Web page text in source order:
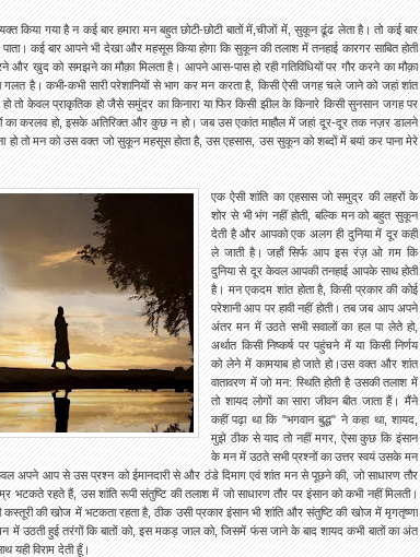
किया गया है न कई बार हमारा मन बहुत छोटी-छोटी बातों में,चीजों में, सुकून ढूंढ लेता है। तो कई बार
कई बार आपने भी देखा और महसूस किया होगा कि सुकून की तलाश में तनहाई कारगर साबित होती
खुद को समझने का मौक़ा मिलता है। आपने आस-पास हो रही गतिविधियों पर गौर करने का मौक़ा
गलत है। कभी-कभी सारी परेशानियों से भाग कर मन करता है, किसी ऐसी जगह चले जाने को जहां शांत
तो केवल प्राकृतिक हो जैसे समुंदर का किनारा या फिर किसी झील के किनारे किसी सुनसान जगह पर
का करलव हो, इसके अतिरिक्त और कुछ न हो। जब उस एकांत माहौल में जहां दूर-दूर तक नज़र डालने
हो तो मन को उस वक्त जो सुकून महसूस होता है, उस एहसास, उस सुकून को शब्दों में बयां कर पाना मेरे
एक ऐसी शांति का एहसास जो समुद्र की लहरों के
शोर से भी भंग नहीं होती, बल्कि मन को बहुत सुकून
देती है और आपको एक अलग ही दुनिया में दूर कहीं
ले जाती है। जहाँ सिर्फ आप इस रंज़ ओ ग़म कि
दुनिया से दूर केवल आपकी तनहाई आपके साथ होती
है। मन एकदम शांत होता है, किसी प्रकार की कोई
परेशानी आप पर हावी नहीं होती। तब जब आप अपने
अंतर मन में उठते सभी सवालों का हल पा लेते हो,
अर्थात किसी निष्कर्ष पर पहुंचने में या किसी निर्णय
को लेने में कामयाब हो जाते हो।उस वक्त और शांत
वातावरण में जो मन: स्थिति होती है उसकी तलाश में
तो शायद लोगों का सारा जीवन बीत जाता हैं। मैंने
कहीं पढ़ा था कि "भगवान बुद्ध" ने कहा था, शायद,
मुझे ठीक से याद तो नहीं मगर, ऐसा कुछ कि इंसान
के मन में उठते सभी प्रश्नों का उत्तर स्वयं उसके मन
अपने आप से उस प्रश्न को ईमानदारी से और ठंडे दिमाग एवं शांत मन से पूछने की, जो साधारण तौर
भटकते रहते हैं, उस शांति रूपी संतुष्टि की तलाश में जो साधारण तौर पर इंसान को कभी नहीं मिलती।
की खोज में भटकता रहता है, ठीक उसी प्रकार इंसान भी शांति और संतुष्टि की खोज में मृगतृष्णा
में उठती हुई तरंगों कि बातों को, इस मकड़ जाल को, जिसमें फंस जाने के बाद शायद कभी बातों का अंत
यही विराम देती हूँ।